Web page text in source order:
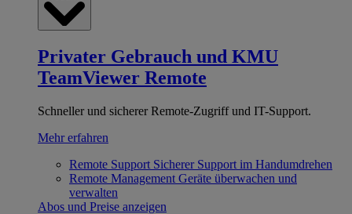
Privater Gebrauch und KMU
TeamViewer Remote
Schneller und sicherer Remote-Zugriff und IT-Support.
Mehr erfahren
Remote Support Sicherer Support im Handumdrehen
Remote Management Geräte überwachen und
verwalten
Abos und Preise anzeigen